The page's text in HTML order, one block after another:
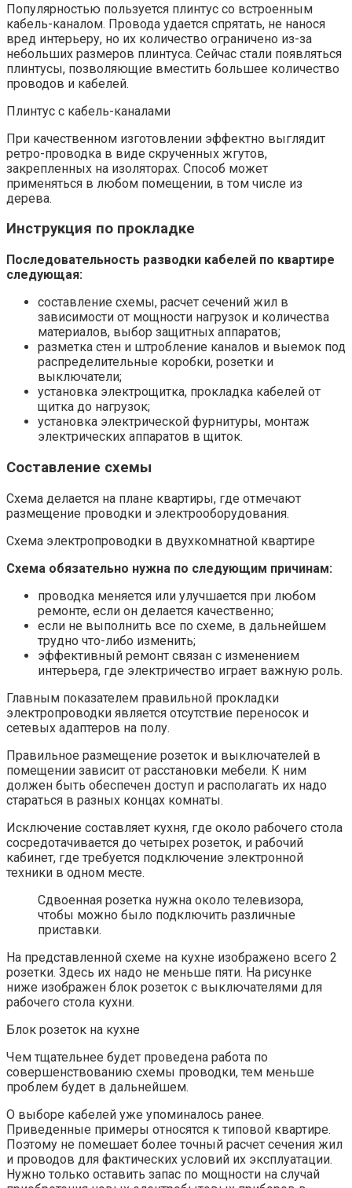
Популярностью пользуется плинтус со встроенным
кабель-каналом. Провода удается спрятать, не нанося
вред интерьеру, но их количество ограничено из-за
небольших размеров плинтуса. Сейчас стали появляться
плинтусы, позволяющие вместить большее количество
проводов и кабелей.
Плинтус с кабель-каналами
При качественном изготовлении эффектно выглядит
ретро-проводка в виде скрученных жгутов,
закрепленных на изоляторах. Способ может
применяться в любом помещении, в том числе из
дерева.
Инструкция по прокладке
Последовательность разводки кабелей по квартире
следующая:
составление схемы, расчет сечений жил в
зависимости от мощности нагрузок и количества
материалов, выбор защитных аппаратов;
разметка стен и штробление каналов и выемок под
распределительные коробки, розетки и
выключатели;
установка электрощитка, прокладка кабелей от
щитка до нагрузок;
установка электрической фурнитуры, монтаж
электрических аппаратов в щиток.
Составление схемы
Схема делается на плане квартиры, где отмечают
размещение проводки и электрооборудования.
Схема электропроводки в двухкомнатной квартире
Схема обязательно нужна по следующим причинам:
проводка меняется или улучшается при любом
ремонте, если он делается качественно;
если не выполнить все по схеме, в дальнейшем
трудно что-либо изменить;
эффективный ремонт связан с изменением
интерьера, где электричество играет важную роль.
Главным показателем правильной прокладки
электропроводки является отсутствие переносок и
сетевых адаптеров на полу.
Правильное размещение розеток и выключателей в
помещении зависит от расстановки мебели. К ним
должен быть обеспечен доступ и располагать их надо
стараться в разных концах комнаты.
Исключение составляет кухня, где около рабочего стола
сосредотачивается до четырех розеток, и рабочий
кабинет, где требуется подключение электронной
техники в одном месте.
Сдвоенная розетка нужна около телевизора,
чтобы можно было подключить различные
приставки.
На представленной схеме на кухне изображено всего 2
розетки. Здесь их надо не меньше пяти. На рисунке
ниже изображен блок розеток с выключателями для
рабочего стола кухни.
Блок розеток на кухне
Чем тщательнее будет проведена работа по
совершенствованию схемы проводки, тем меньше
проблем будет в дальнейшем.
О выборе кабелей уже упоминалось ранее.
Приведенные примеры относятся к типовой квартире.
Поэтому не помешает более точный расчет сечения жил
и проводов для фактических условий их эксплуатации.
Нужно только оставить запас по мощности на случай